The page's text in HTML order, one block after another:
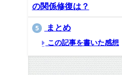
の関係修復は？
5 まとめ
この記事を書いた感想